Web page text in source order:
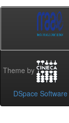
Theme by
DSpace Software